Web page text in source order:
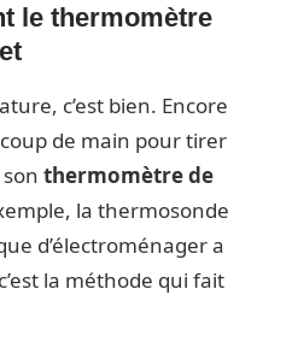
le thermomètre
c’est bien. Encore
de main pour tirer
thermomètre de
la thermosonde
d’électroménager a
la méthode qui fait